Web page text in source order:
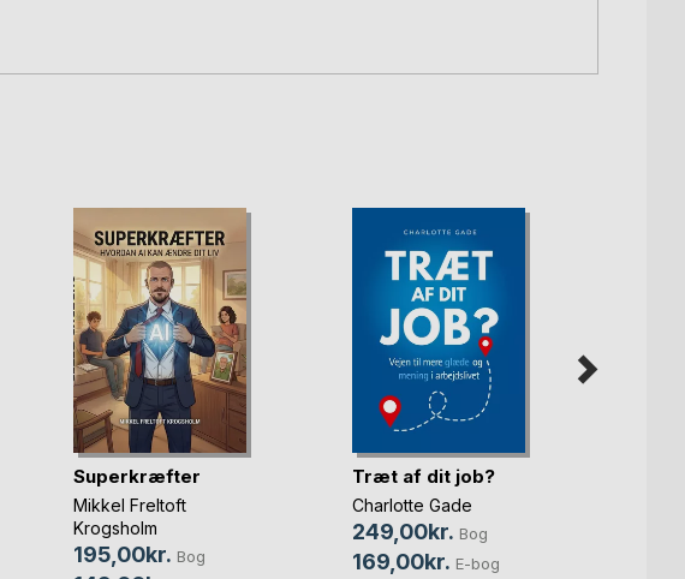
Superkræfter
Mikkel Freltoft
Krogsholm
195,00kr. Bog
Træt af dit job?
Charlotte Gade
249,00kr. Bog
169,00kr. E-bog